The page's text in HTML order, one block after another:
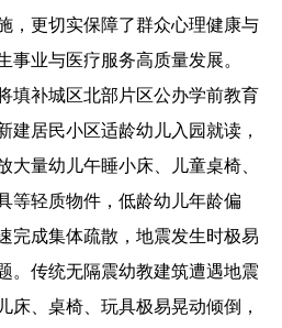
，更切实保障了群众心理健康与
事业与医疗服务高质量发展。
填补城区北部片区公办学前教育
建居民小区适龄幼儿入园就读，
大量幼儿午睡小床、儿童桌椅、
等轻质物件，低龄幼儿年龄偏
完成集体疏散，地震发生时极易
。传统无隔震幼教建筑遭遇地震
床、桌椅、玩具极易晃动倾倒，